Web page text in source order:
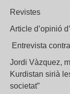
Revistes
Article d’opinió
Entrevista
Jordi Vàzquez,
Kurdistan sirià
societat”